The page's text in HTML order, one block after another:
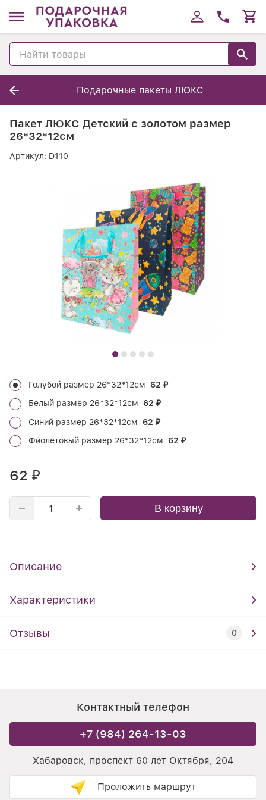
Подарочные пакеты ЛЮКС
Пакет ЛЮКС Детский с золотом размер
26*32*12см
Артикул: D110
Голубой размер 26*32*12см 62 ₽
Белый размер 26*32*12см 62 ₽
Синий размер 26*32*12см 62 ₽
Фиолетовый размер 26*32*12см 62 ₽
62 ₽
В корзину
Описание
Характеристики
Отзывы 0
Контактный телефон
+7 (984) 264-13-03
Хабаровск, проспект 60 лет Октября, 204
Проложить маршрут